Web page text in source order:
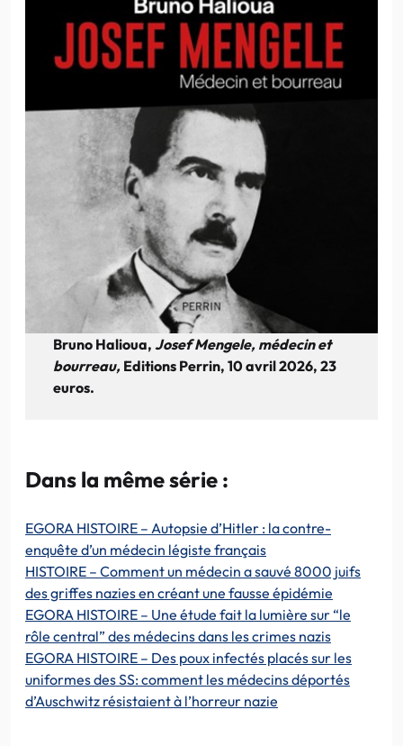
Bruno Halioua,Josef Mengele, médecin et
bourreau, Editions Perrin, 10 avril 2026, 23
euros.
Dans la même série :
EGORA HISTOIRE – Autopsie d’Hitler : la contre-
enquête d’un médecin légiste français
HISTOIRE – Comment un médecin a sauvé 8000 juifs
des griffes nazies en créant une fausse épidémie
EGORA HISTOIRE – Une étude fait la lumière sur “le
rôle central” des médecins dans les crimes nazis
EGORA HISTOIRE – Des poux infectés placés sur les
uniformes des SS: comment les médecins déportés
d’Auschwitz résistaient à l’horreur nazie